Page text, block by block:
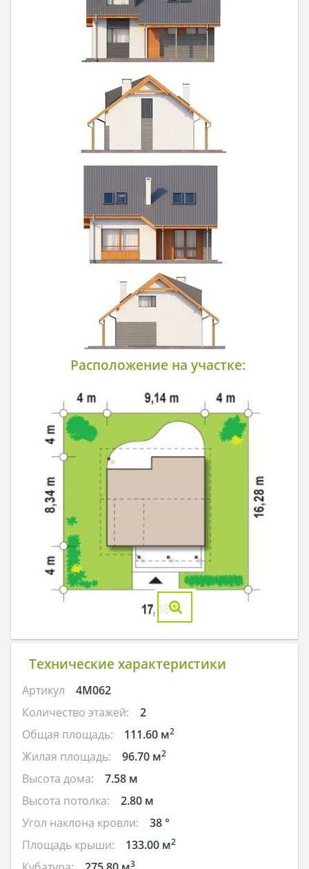
Расположение на участке:
Технические характеристики
Артикул
4M062
Количество этажей:
2
Общая площадь:
111.60 м2
Жилая площадь: 96.70 м2
Высота дома:
7.58 м
Высота потолка:
2.80 м
Угол наклона кровли:
38 °
Площадь крыши:
133.00 м2
3